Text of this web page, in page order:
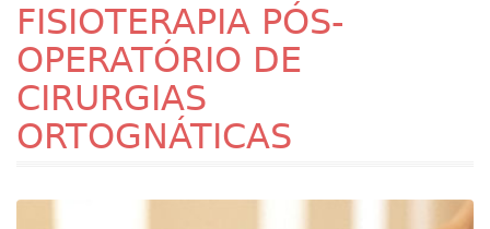
FISIOTERAPIA PÓS-
OPERATÓRIO DE
CIRURGIAS
ORTOGNÁTICAS